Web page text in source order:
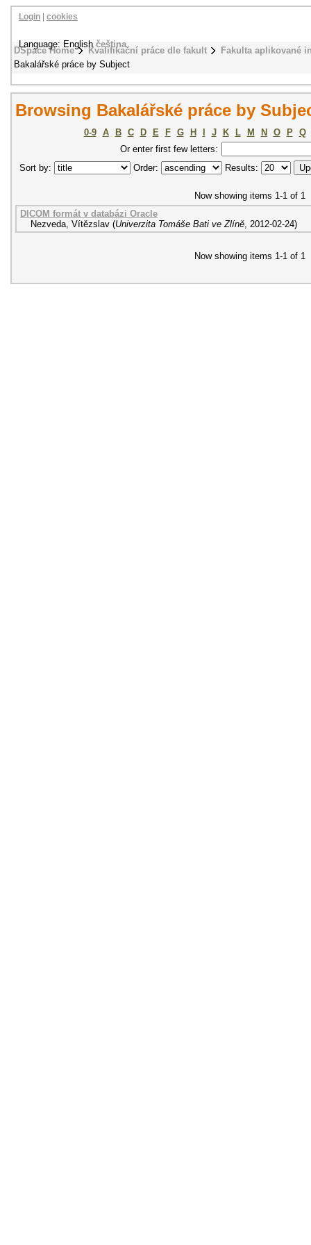
DSpace Home Kvalifikační práce dle fakult
Fakulta aplikované
Bakalářské práce by Subject
Login cookies
Language: Englishčeština
Browsing Bakalářské práce by
0-9 A B C D E F G H J K L M N O P
Q
Or enter first few letters:
Sort by:
Order: Results:
Now showing items 1-1 of 1
DICOM formát v databázi Oracle
Nezveda, Vítězslav (Univerzita Tomáše Bati ve Zlíně, 2012-02-24)
Now showing items 1-1 of 1